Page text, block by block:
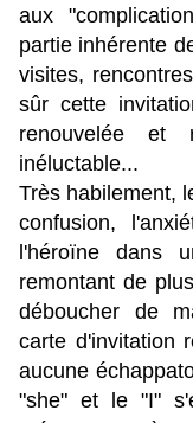
aux
partie inhérente
visites,
sûr cette
renouvelée et
inéluctable...
Très habilement,
confusion,
l'héroïne dans
remontant de
déboucher de
carte d'invitation
aucune
"she" et le "I"